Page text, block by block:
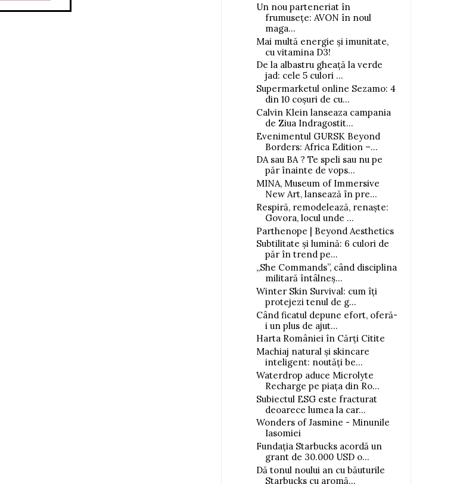
Un nou parteneriat în
frumusețe: AVON în noul
maga...
Mai multă energie și imunitate,
cu vitamina D3!
De la albastru gheață la verde
jad: cele 5 culori ...
Supermarketul online Sezamo: 4
din 10 coșuri de cu...
Calvin Klein lanseaza campania
de Ziua Indragostit...
Evenimentul GURSK Beyond
Borders: Africa Edition –...
DA sau BA ? Te speli sau nu pe
păr înainte de vops...
MINA, Museum of Immersive
New Art, lansează în pre...
Respiră, remodelează, renaște:
Govora, locul unde ...
Parthenope | Beyond Aesthetics
Subtilitate și lumină: 6 culori de
păr în trend pe...
„She Commands”, când disciplina
militară întâlneș...
Winter Skin Survival: cum îți
protejezi tenul de g...
Când ficatul depune efort, oferă-
i un plus de ajut...
Harta României în Cărți Citite
Machiaj natural și skincare
inteligent: noutăți be...
Waterdrop aduce Microlyte
Recharge pe piața din Ro...
Subiectul ESG este fracturat
deoarece lumea la car...
Wonders of Jasmine - Minunile
Iasomiei
Fundația Starbucks acordă un
grant de 30.000 USD o...
Dă tonul noului an cu băuturile
Starbucks cu aromă...